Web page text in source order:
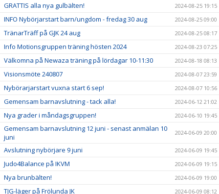
GRATTIS alla nya gulbälten! 2024-08-25 19:15
INFO Nybörjarstart barn/ungdom - fredag 30 aug 2024-08-25 09:00
TränarTräff på GJK 24 aug 2024-08-25 08:17
Info Motionsgruppen träning hösten 2024 2024-08-23 07:25
Välkomna på Newaza träning på lördagar 10-11:30 2024-08-18 08:13
Visionsmöte 240807 2024-08-07 23:59
Nybörarjarstart vuxna start 6 sep! 2024-08-07 10:56
Gemensam barnavslutning - tack alla! 2024-06-12 21:02
Nya grader i måndagsgruppen! 2024-06-10 19:45
Gemensam barnavslutning 12 juni - senast anmälan 10
juni
2024-06-09 20:00
Avslutning nybörjare 9 juni 2024-06-09 19:45
Judo4Balance på IKVM 2024-06-09 19:15
Nya brunbälten! 2024-06-09 19:00
TJG-läger på Frölunda JK 2024-06-09 08:12